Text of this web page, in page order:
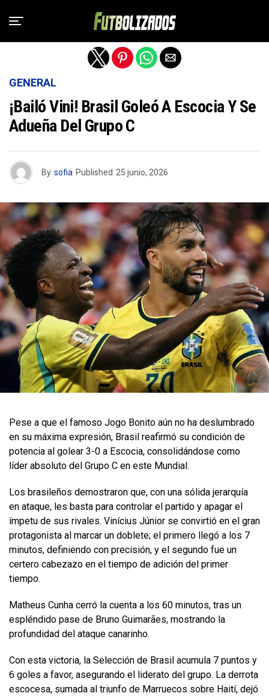
GENERAL
¡Bailó Vini! Brasil Goleó A Escocia Y Se
Adueña Del Grupo C
By sofia Published 25 junio, 2026
Pese a que el famoso Jogo Bonito aún no ha deslumbrado
en su máxima expresión, Brasil reafirmó su condición de
potencia al golear 3-0 a Escocia, consolidándose como
líder absoluto del Grupo C en este Mundial.
Los brasileños demostraron que, con una sólida jerarquía
en ataque, les basta para controlar el partido y apagar el
ímpetu de sus rivales. Vinícius Júnior se convirtió en el gran
protagonista al marcar un doblete; el primero llegó a los 7
minutos, definiendo con precisión, y el segundo fue un
certero cabezazo en el tiempo de adición del primer
tiempo.
Matheus Cunha cerró la cuenta a los 60 minutos, tras un
espléndido pase de Bruno Guimarães, mostrando la
profundidad del ataque canarinho.
Con esta victoria, la Selección de Brasil acumula 7 puntos y
6 goles a favor, asegurando el liderato del grupo. La derrota
escocesa, sumada al triunfo de Marruecos sobre Haití, dejó
Salir de la versión móvil